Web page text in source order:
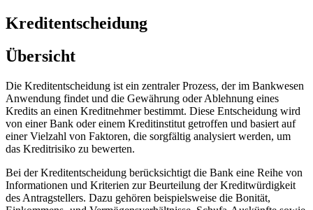
Kreditentscheidung
Übersicht
Die Kreditentscheidung ist ein zentraler Prozess, der im Bankwesen
Anwendung findet und die Gewährung oder Ablehnung eines
Kredits an einen Kreditnehmer bestimmt. Diese Entscheidung wird
von einer Bank oder einem Kreditinstitut getroffen und basiert auf
einer Vielzahl von Faktoren, die sorgfältig analysiert werden, um
das Kreditrisiko zu bewerten.
Bei der Kreditentscheidung berücksichtigt die Bank eine Reihe von
Informationen und Kriterien zur Beurteilung der Kreditwürdigkeit
des Antragstellers. Dazu gehören beispielsweise die Bonität,